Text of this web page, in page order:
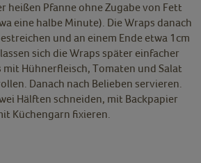
heißen Pfanne ohne Zugabe von Fett
eine halbe Minute). Die Wraps danach
und an einem Ende etwa 1cm
sich die Wraps später einfacher
mit Hühnerfleisch, Tomaten und Salat
Danach nach Belieben servieren.
Hälften schneiden, mit Backpapier
Küchengarn fixieren.